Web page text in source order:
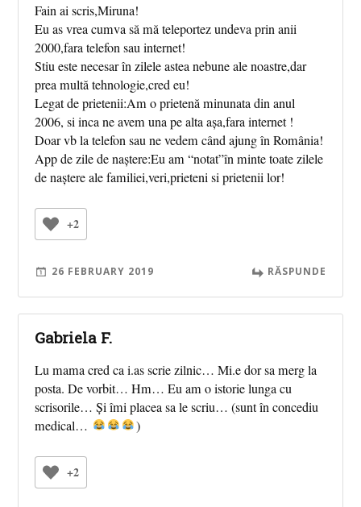
Fain ai scris,Miruna!
Eu as vrea cumva să mă teleportez undeva prin anii
2000,fara telefon sau internet!
Stiu este necesar în zilele astea nebune ale noastre,dar
prea multă tehnologie,cred eu!
Legat de prietenii:Am o prietenă minunata din anul
2006, si inca ne avem una pe alta așa,fara internet !
Doar vb la telefon sau ne vedem când ajung în România!
App de zile de naștere:Eu am “notat”în minte toate zilele
de naștere ale familiei,veri,prieteni si prietenii lor!
+2
26 FEBRUARY 2019 RĂSPUNDE
Gabriela F.
Lu mama cred ca i.as scrie zilnic… Mi.e dor sa merg la
posta. De vorbit… Hm… Eu am o istorie lunga cu
scrisorile… Și îmi placea sa le scriu… (sunt în concediu
medical…
)
+2